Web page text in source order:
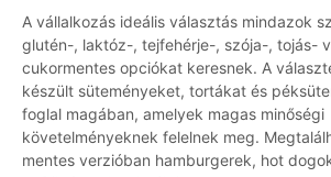
A vállalkozás ideális választás mindazok
glutén-, laktóz-, tejfehérje-, szója-, tojás-
cukormentes opciókat keresnek. A
készült süteményeket, tortákat és
foglal magában, amelyek magas minőségi
követelményeknek felelnek meg.
mentes verzióban hamburgerek, hot